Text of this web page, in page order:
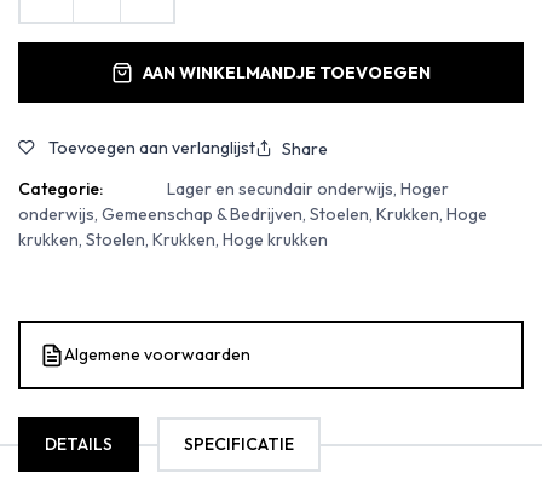
AAN WINKELMANDJE TOEVOEGEN
Toevoegen aan verlanglijst
Share
Categorie:
Lager en secundair onderwijs, Hoger
onderwijs, Gemeenschap & Bedrijven, Stoelen, Krukken, Hoge
krukken, Stoelen, Krukken, Hoge krukken
Algemene voorwaarden
DETAILS SPECIFICATIE